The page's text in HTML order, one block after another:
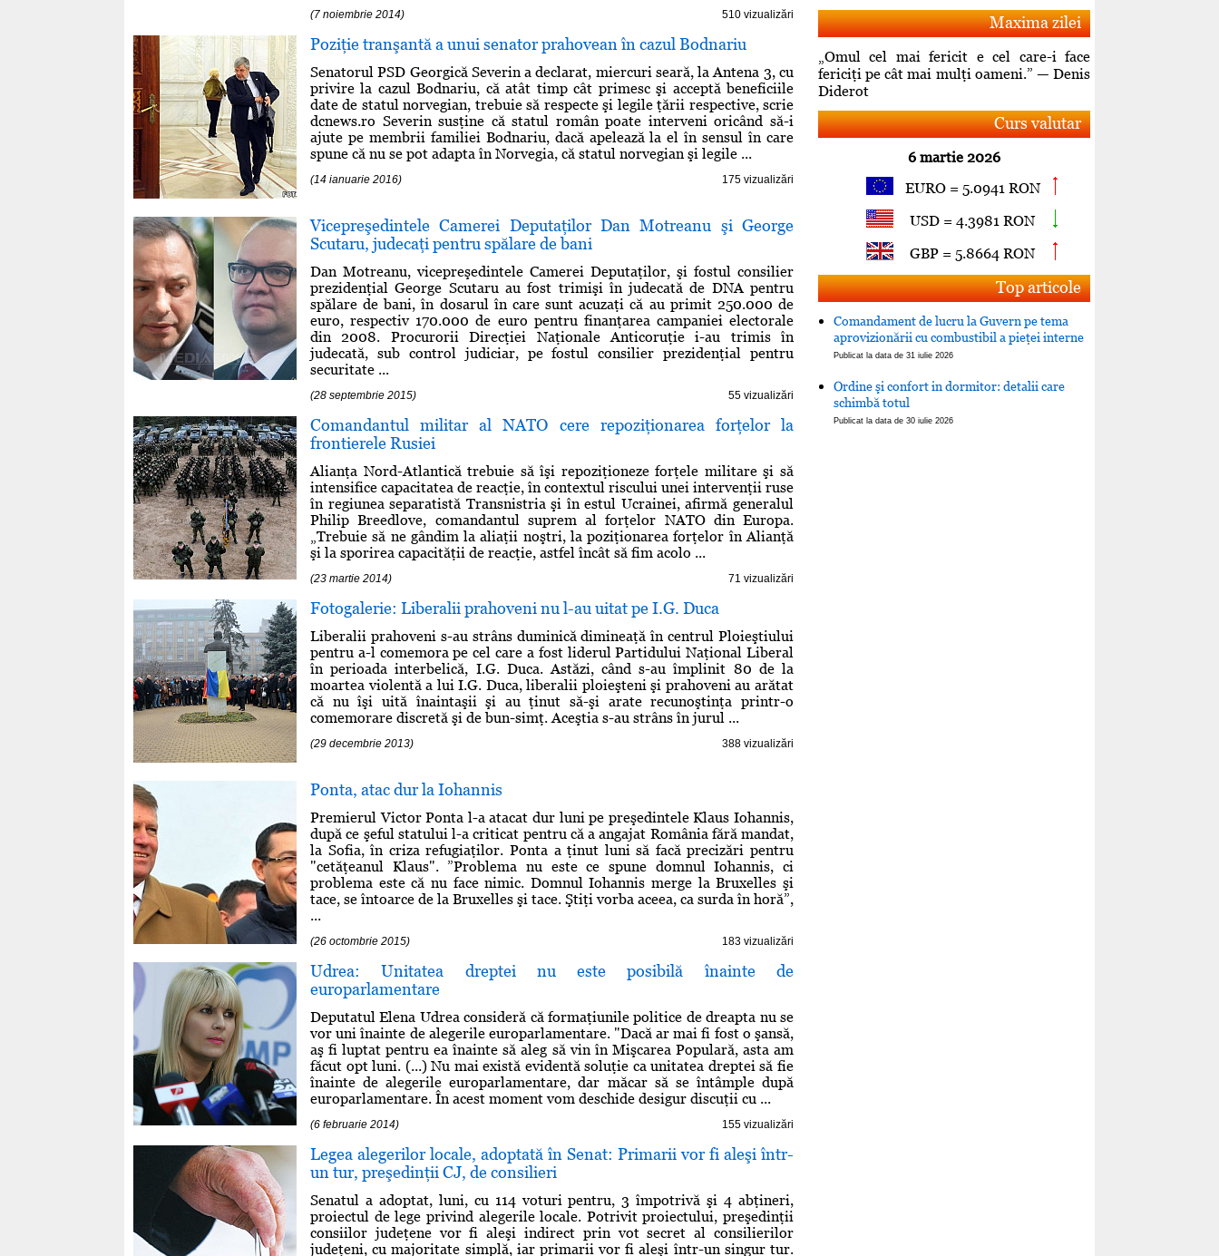
(7 noiembrie 2014) 510 vizualizări
Poziţie tranşantă a unui senator prahovean în cazul Bodnariu
Senatorul PSD Georgică Severin a declarat, miercuri seară, la Antena 3, cu
privire la cazul Bodnariu, că atât timp cât primesc şi acceptă beneficiile
date de statul norvegian, trebuie să respecte şi legile ţării respective, scrie
dcnews.ro Severin susţine că statul român poate interveni oricând să-i
ajute pe membrii familiei Bodnariu, dacă apelează la el în sensul în care
spune că nu se pot adapta în Norvegia, că statul norvegian şi legile ...
(14 ianuarie 2016) 175 vizualizări
Vicepreşedintele Camerei Deputaţilor Dan Motreanu şi George
Scutaru, judecaţi pentru spălare de bani
Dan Motreanu, vicepreşedintele Camerei Deputaţilor, şi fostul consilier
prezidenţial George Scutaru au fost trimişi în judecată de DNA pentru
spălare de bani, în dosarul în care sunt acuzaţi că au primit 250.000 de
euro, respectiv 170.000 de euro pentru finanţarea campaniei electorale
din 2008. Procurorii Direcţiei Naţionale Anticoruţie i-au trimis în
judecată, sub control judiciar, pe fostul consilier prezidenţial pentru
securitate ...
(28 septembrie 2015) 55 vizualizări
Comandantul militar al NATO cere repoziţionarea forţelor la
frontierele Rusiei
Alianţa Nord-Atlantică trebuie să îşi repoziţioneze forţele militare şi să
intensifice capacitatea de reacţie, în contextul riscului unei intervenţii ruse
în regiunea separatistă Transnistria şi în estul Ucrainei, afirmă generalul
Philip Breedlove, comandantul suprem al forţelor NATO din Europa.
„Trebuie să ne gândim la aliaţii noştri, la poziţionarea forţelor în Alianţă
şi la sporirea capacităţii de reacţie, astfel încât să fim acolo ...
(23 martie 2014) 71 vizualizări
Fotogalerie: Liberalii prahoveni nu l-au uitat pe I.G. Duca
Liberalii prahoveni s-au strâns duminică dimineaţă în centrul Ploieştiului
pentru a-l comemora pe cel care a fost liderul Partidului Naţional Liberal
în perioada interbelică, I.G. Duca. Astăzi, când s-au împlinit 80 de la
moartea violentă a lui I.G. Duca, liberalii ploieşteni şi prahoveni au arătat
că nu îşi uită înaintaşii şi au ţinut să-şi arate recunoştinţa printr-o
comemorare discretă şi de bun-simţ. Aceştia s-au strâns în jurul ...
(29 decembrie 2013) 388 vizualizări
Ponta, atac dur la Iohannis
Premierul Victor Ponta l-a atacat dur luni pe preşedintele Klaus Iohannis,
după ce şeful statului l-a criticat pentru că a angajat România fără mandat,
la Sofia, în criza refugiaţilor. Ponta a ţinut luni să facă precizări pentru
"cetăţeanul Klaus". ”Problema nu este ce spune domnul Iohannis, ci
problema este că nu face nimic. Domnul Iohannis merge la Bruxelles şi
tace, se întoarce de la Bruxelles şi tace. Ştiţi vorba aceea, ca surda în horă”,
...
(26 octombrie 2015) 183 vizualizări
Udrea: Unitatea dreptei nu este posibilă înainte de
europarlamentare
Deputatul Elena Udrea consideră că formaţiunile politice de dreapta nu se
vor uni înainte de alegerile europarlamentare. "Dacă ar mai fi fost o şansă,
aş fi luptat pentru ea înainte să aleg să vin în Mişcarea Populară, asta am
făcut opt luni. (...) Nu mai există evidentă soluţie ca unitatea dreptei să fie
înainte de alegerile europarlamentare, dar măcar să se întâmple după
europarlamentare. În acest moment vom deschide desigur discuţii cu ...
(6 februarie 2014) 155 vizualizări
Legea alegerilor locale, adoptată în Senat: Primarii vor fi aleşi într-
un tur, preşedinţii CJ, de consilieri
Senatul a adoptat, luni, cu 114 voturi pentru, 3 împotrivă şi 4 abţineri,
proiectul de lege privind alegerile locale. Potrivit proiectului, preşedinţii
consiilor judeţene vor fi aleşi indirect prin vot secret al consilierilor
judeţeni, cu majoritate simplă, iar primarii vor fi aleşi într-un singur tur.
Maxima zilei
„Omul cel mai fericit e cel care-i face
fericiţi pe cât mai mulţi oameni.” — Denis
Diderot
Curs valutar
6 martie 2026
EURO = 5.0941 RON
USD = 4.3981 RON
GBP = 5.8664 RON
Top articole
Comandament de lucru la Guvern pe tema
aprovizionării cu combustibil a pieţei interne
Publicat la data de 31 iulie 2026
Ordine şi confort in dormitor: detalii care
schimbă totul
Publicat la data de 30 iulie 2026